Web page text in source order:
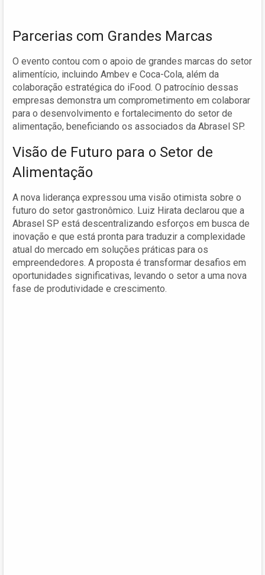
Parcerias com Grandes Marcas
O evento contou com o apoio de grandes marcas do setor
alimentício, incluindo Ambev e Coca-Cola, além da
colaboração estratégica do iFood. O patrocínio dessas
empresas demonstra um comprometimento em colaborar
para o desenvolvimento e fortalecimento do setor de
alimentação, beneficiando os associados da Abrasel SP.
Visão de Futuro para o Setor de
Alimentação
A nova liderança expressou uma visão otimista sobre o
futuro do setor gastronômico. Luiz Hirata declarou que a
Abrasel SP está descentralizando esforços em busca de
inovação e que está pronta para traduzir a complexidade
atual do mercado em soluções práticas para os
empreendedores. A proposta é transformar desafios em
oportunidades significativas, levando o setor a uma nova
fase de produtividade e crescimento.